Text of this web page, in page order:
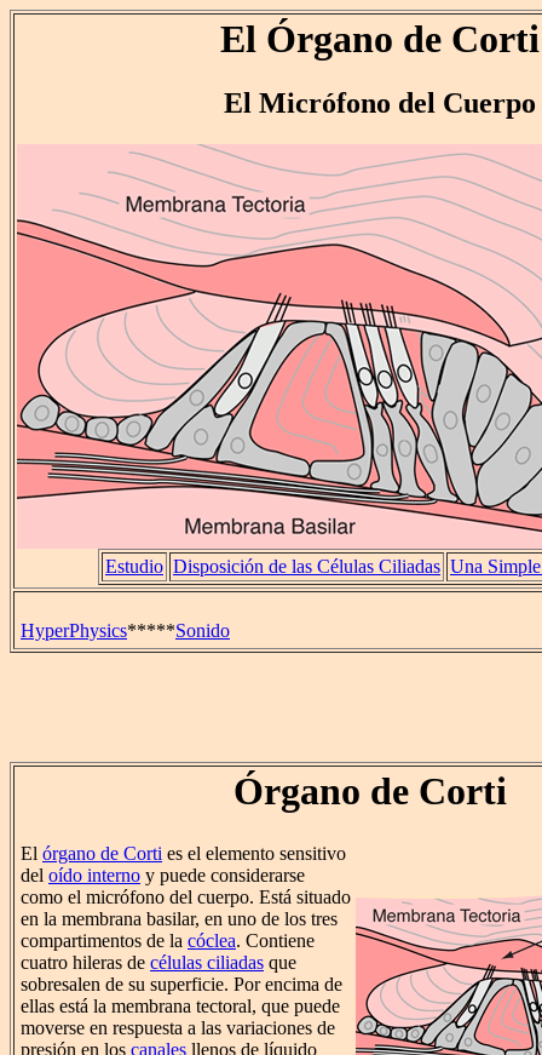
El Órgano de Corti
El Micrófono del Cuerpo
Estudio Disposición de las Células Ciliadas Una
HyperPhysics*****Sonido
Órgano de Corti
El órgano de Corti es el elemento sensitivo
del oído interno y puede considerarse
como el micrófono del cuerpo. Está situado
en la membrana basilar, en uno de los tres
compartimentos de la cóclea. Contiene
cuatro hileras de células ciliadas que
sobresalen de su superficie. Por encima de
ellas está la membrana tectoral, que puede
moverse en respuesta a las variaciones de
presión en los canales llenos de líquido